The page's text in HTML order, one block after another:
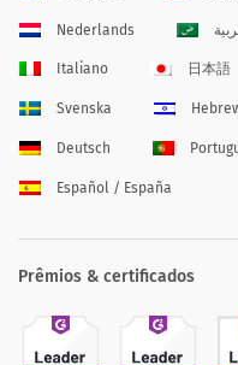
Nederlands
Italiano 日本語
Svenska
Deutsch
Español / España
Prêmios & certificados